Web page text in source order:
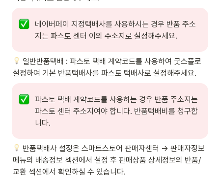
네이버페이 지정택배사를 사용하시는 경우 반품 주소
지는 파스토 센터 이외 주소지로 설정해주세요.
일반반품택배 : 파스토 택배 계약코드를 사용하여 굿스플로
설정하여 기본 반품택배사를 파스토 택배사로 설정해주세요.
파스토 택배 계약코드를 사용하는 경우 반품 주소지는
파스토 센터 주소지여야 합니다. 반품택배비를 청구합
니다.
반품택배사 설정은 스마트스토어 판매자센터 → 판매자정보
메뉴의 배송정보 섹션에서 설정 후 판매상품 상세정보의 반품/
교환 섹션에서 확인하실 수 있습니다.